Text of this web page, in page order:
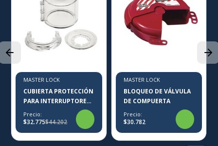
MASTER LOCK
CUBIERTA PROTECCIÓN
PARA INTERRUPTORES
S2151
Precio:
$32.775$44.202
MASTER LOCK
BLOQUEO DE VÁLVULA
DE COMPUERTA
Precio:
$30.782